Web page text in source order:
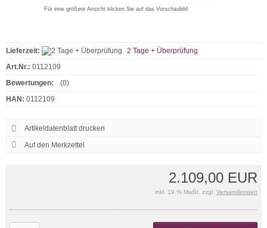
Für eine größere Ansicht klicken Sie auf das Vorschaubild
2.109,00 EUR
inkl. 19 % MwSt. zzgl. Versandkosten
Lieferzeit:
2 Tage + Überprüfung
Art.Nr.: 0112109
Bewertungen:
(0)
HAN: 0112109
Artikeldatenblatt drucken